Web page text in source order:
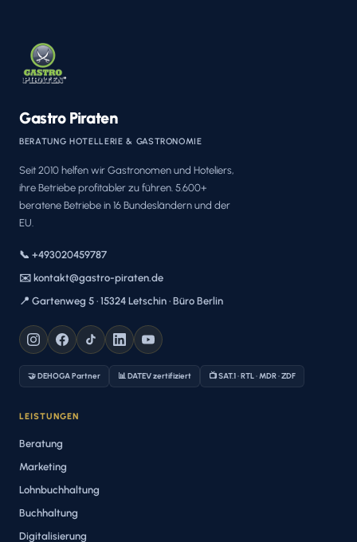
Gastro Piraten
BERATUNG HOTELLERIE & GASTRONOMIE
Seit 2010 helfen wir Gastronomen und Hoteliers,
ihre Betriebe profitabler zu führen. 5.600+
beratene Betriebe in 16 Bundesländern und der
EU.
📞 +493020459787
✉️ kontakt@gastro-piraten.de
📍 Gartenweg 5 · 15324 Letschin · Büro Berlin
🤝 DEHOGA Partner 📊 DATEV zertifiziert 📺 SAT.1 · RTL · MDR · ZDF
LEISTUNGEN
Beratung
Marketing
Lohnbuchhaltung
Buchhaltung
Digitalisierung